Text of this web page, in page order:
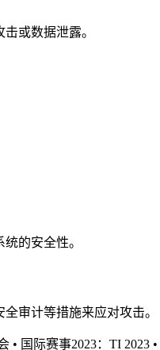
或数据泄露。
的安全性。
审计等措施来应对攻击。
• 国际赛事2023：TI 2023 •